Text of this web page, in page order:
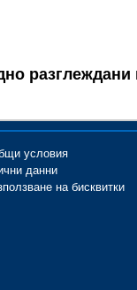
разглеждани
условия
данни
на бисквитки